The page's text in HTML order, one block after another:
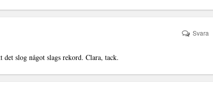
det slog något slags rekord. Clara, tack.
Svara